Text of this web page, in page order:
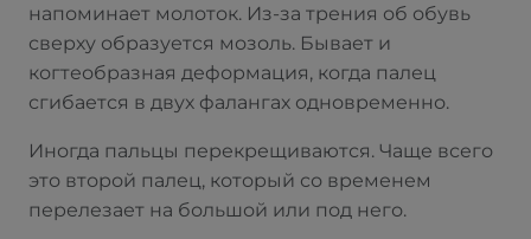
напоминает молоток. Из-за трения об обувь
сверху образуется мозоль. Бывает и
когтеобразная деформация, когда палец
сгибается в двух фалангах одновременно.
Иногда пальцы перекрещиваются. Чаще всего
это второй палец, который со временем
перелезает на большой или под него.